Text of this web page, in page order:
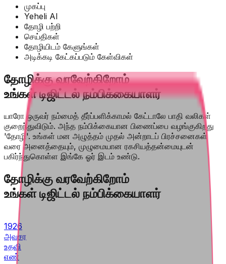
முகப்பு
Yeheli AI
தோழி பற்றி
செய்திகள்
தோழியிடம் கேளுங்கள்
அடிக்கடி கேட்கப்படும் கேள்விகள்
தோழிக்கு வரவேற்கிறோம்
உங்கள் டிஜிட்டல் நம்பிக்கையாளர்
யாரோ ஒருவர் நம்மைத் தீர்ப்பளிக்காமல் கேட்டாலே பாதி வலிகள்
குறைந்துவிடும். அந்த நம்பிக்கையான பிணைப்பை வழங்குகிறது
'தோழி'. உங்கள் மன அழுத்தம் முதல் அன்றாடப் பிரச்சனைகள்
வரை அனைத்தையும், முழுமையான ரகசியத்தன்மையுடன்
பகிர்ந்துகொள்ள இங்கே ஓர் இடம் உண்டு.
தோழிக்கு வரவேற்கிறோம்
உங்கள் டிஜிட்டல் நம்பிக்கையாளர்
1926
அவசர
உதவி
எண்